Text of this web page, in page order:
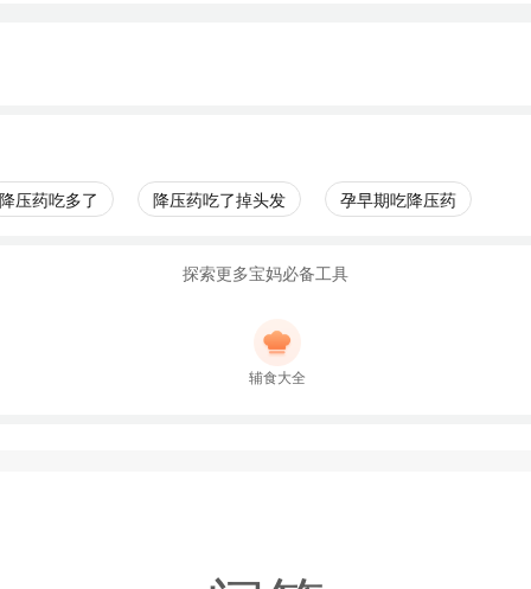
降压药吃多了 降压药吃了掉头发 孕早期吃降压药
探索更多宝妈必备工具
辅食大全